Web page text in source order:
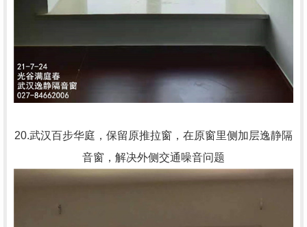
20.武汉百步华庭，保留原推拉窗，在原窗里侧加层逸静隔
音窗，解决外侧交通噪音问题